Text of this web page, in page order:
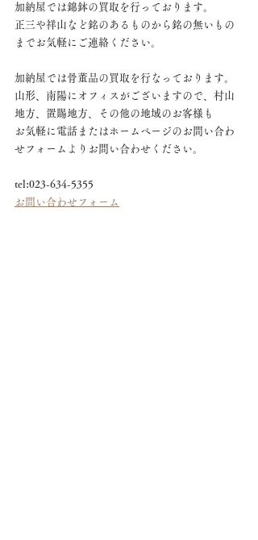
加納屋では錦鉢の買取を行っております。
正三や祥山など銘のあるものから銘の無いもの
までお気軽にご連絡ください。
加納屋では骨董品の買取を行なっております。
山形、南陽にオフィスがございますので、村山
地方、置賜地方、その他の地域のお客様も
お気軽に電話またはホームページのお問い合わ
せフォームよりお問い合わせください。
tel:023-634-5355
お問い合わせフォーム